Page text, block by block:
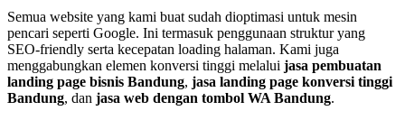
Semua website yang kami buat sudah dioptimasi untuk mesin
pencari seperti Google. Ini termasuk penggunaan struktur yang
SEO-friendly serta kecepatan loading halaman. Kami juga
menggabungkan elemen konversi tinggi melalui jasa pembuatan
landing page bisnis Bandung, jasa landing page konversi tinggi
Bandung, dan jasa web dengan tombol WA Bandung.